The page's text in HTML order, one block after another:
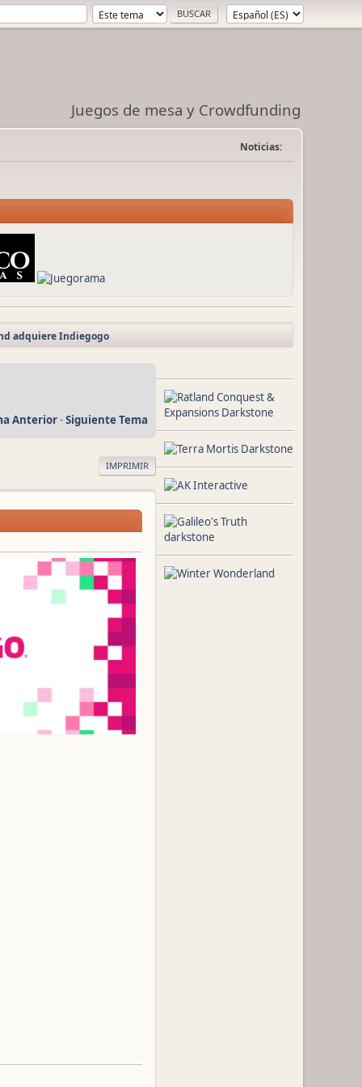
Juegos de mesa y Crowdfunding
Noticias:
adquiere Indiegogo
Anterior-Siguiente Tema
IMPRIMIR